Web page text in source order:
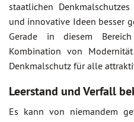
staatlichen
und innovative Ideen besser
Gerade in diesem
Kombination von
Denkmalschutz für alle
Leerstand und Verfall
Es kann von niemandem